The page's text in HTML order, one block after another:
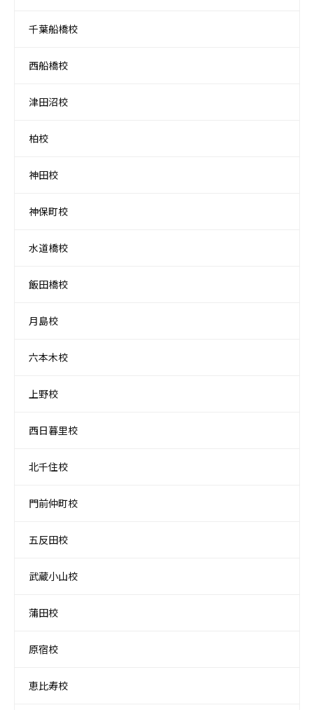
千葉船橋校
西船橋校
津田沼校
柏校
神田校
神保町校
水道橋校
飯田橋校
月島校
六本木校
上野校
西日暮里校
北千住校
門前仲町校
五反田校
武蔵小山校
蒲田校
原宿校
恵比寿校